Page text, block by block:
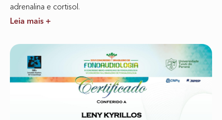
adrenalina e cortisol.
Leia mais +